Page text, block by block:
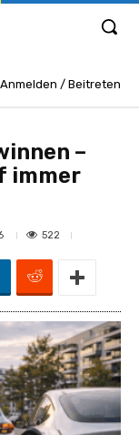
Anmelden / Beitreten
–
immer
522